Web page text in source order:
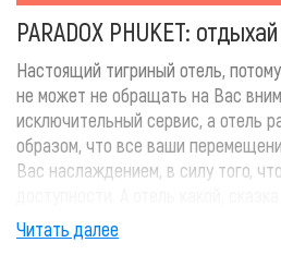
PARADOX PHUKET:
Настоящий тигриный отель,
не может не обращать на Вас
исключительный сервис, а отель
образом, что все ваши
Вас наслаждением, в силу того,
расскажем что и как.
Читать далее